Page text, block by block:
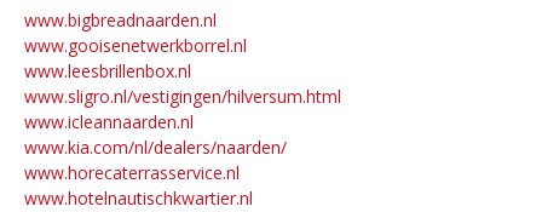
www.bigbreadnaarden.nl
www.gooisenetwerkborrel.nl
www.leesbrillenbox.nl
www.sligro.nl/vestigingen/hilversum.html
www.icleannaarden.nl
www.kia.com/nl/dealers/naarden/
www.horecaterrasservice.nl
www.hotelnautischkwartier.nl